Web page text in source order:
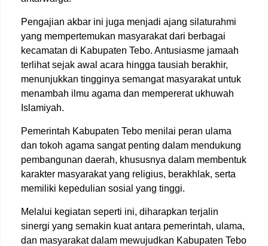
Pengajian akbar ini juga menjadi ajang silaturahmi
yang mempertemukan masyarakat dari berbagai
kecamatan di Kabupaten Tebo. Antusiasme jamaah
terlihat sejak awal acara hingga tausiah berakhir,
menunjukkan tingginya semangat masyarakat untuk
menambah ilmu agama dan mempererat ukhuwah
Islamiyah.
Pemerintah Kabupaten Tebo menilai peran ulama
dan tokoh agama sangat penting dalam mendukung
pembangunan daerah, khususnya dalam membentuk
karakter masyarakat yang religius, berakhlak, serta
memiliki kepedulian sosial yang tinggi.
Melalui kegiatan seperti ini, diharapkan terjalin
sinergi yang semakin kuat antara pemerintah, ulama,
dan masyarakat dalam mewujudkan Kabupaten Tebo